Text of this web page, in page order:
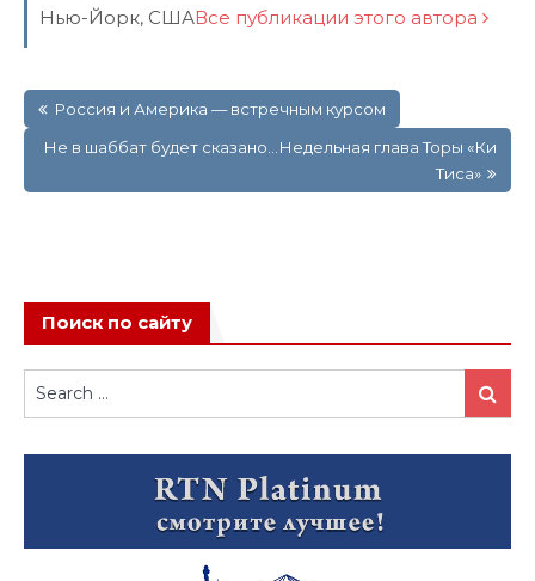
Нью-Йорк, СШАВсе публикации этого автора
по
записям
Россия и Америка — встречным курсом
Не в шаббат будет сказано…Недельная глава Торы «Ки
Тиса»
Поиск по сайту
Search
for:
Search